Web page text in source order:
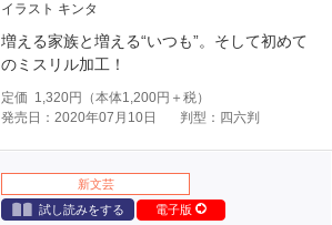
イラスト キンタ
増える家族と増える“いつも”。そして初めて
のミスリル加工！
定価 1,320円（本体1,200円＋税）
発売日：2020年07月10日
判型：四六判
新文芸
試し読みをする
電子版